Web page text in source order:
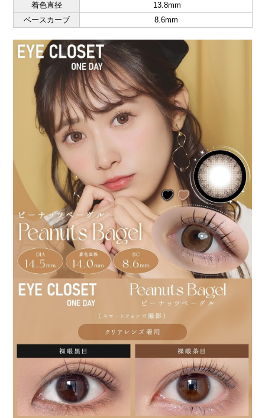
着色直径
13.8mm
ベースカーブ
8.6mm